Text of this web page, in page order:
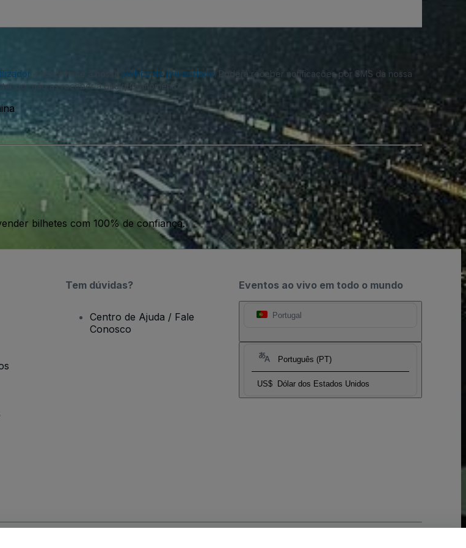
política de privacidade. Poderá receber notificações por SMS da nossa
por não as receber a qualquer momento.
bilhetes com 100% de confiança.
Eventos ao vivo em todo o mundo
Portugal
Português (PT)
US$ Dólar dos Estados Unidos
Tem dúvidas?
Centro de Ajuda / Fale
Conosco